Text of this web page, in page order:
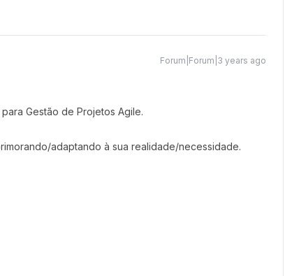
Forum|Forum|3 years ago
Gestão de Projetos Agile.
adaptando à sua realidade/necessidade.